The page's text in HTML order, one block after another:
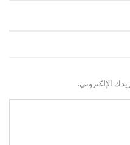
الإلكتروني.